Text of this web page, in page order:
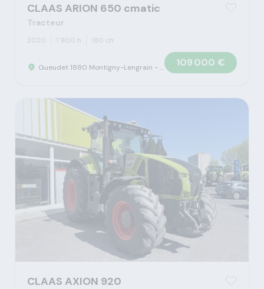
CLAAS ARION 650 cmatic
Tracteur
2020 1 900 h 180 ch
Gueudet 1880 Montigny-Lengrain - Concession Claas 109 000 €
CLAAS AXION 920